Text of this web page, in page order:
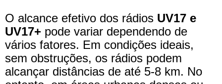
O alcance efetivo dos rádios UV17 e
UV17+ pode variar dependendo de
vários fatores. Em condições ideais,
sem obstruções, os rádios podem
alcançar distâncias de até 5-8 km. No